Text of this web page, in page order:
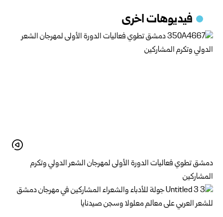
فيديوهات اخرى
دمشق تطوي فعاليات الدورة الأولى لمهرجان الشعر الدولي وتكرم
المشاركين